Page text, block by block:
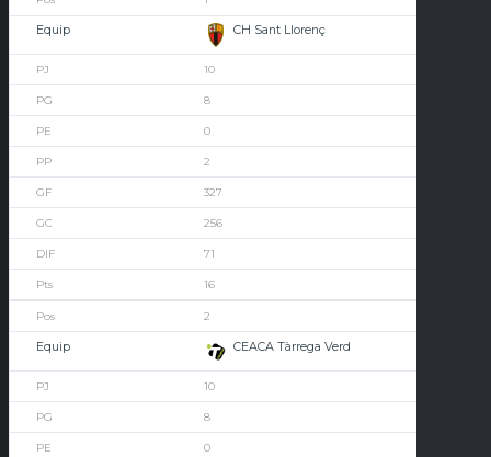
CH Sant Llorenç
10
8
0
2
327
256
71
16
2
CEACA Tàrrega Verd
10
8
0